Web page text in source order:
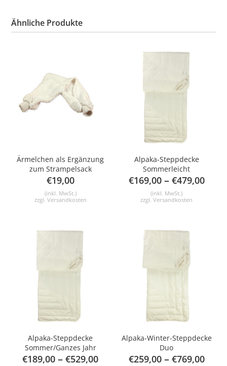
Ähnliche Produkte
Ärmelchen als Ergänzung
zum Strampelsack
€19,00
(inkl. MwSt.)
zzgl. Versandkosten
Alpaka-Steppdecke
Sommerleicht
€169,00– €479,00
(inkl. MwSt.)
zzgl.Versandkosten
Alpaka-Steppdecke
Sommer/Ganzes Jahr
€189,00 –€529,00
Alpaka-Winter-Steppdecke
Duo
€259,00– €769,00